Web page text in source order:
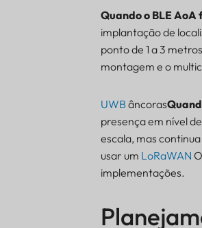
Quando o BLE AoA
implantação de
ponto de 1 a 3
montagem e o
UWB âncoras
presença em nível
escala, mas
usar um LoRaWAN
implementações.